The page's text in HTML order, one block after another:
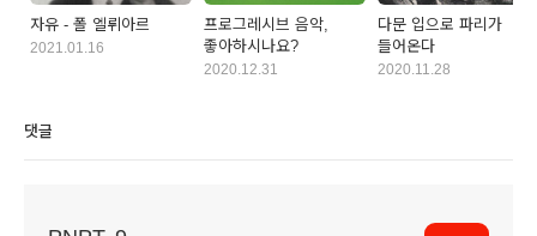
자유 - 폴 엘뤼아르
2021.01.16
프로그레시브 음악,
좋아하시나요?
2020.12.31
다문 입으로 파리가
들어온다
2020.11.28
댓글